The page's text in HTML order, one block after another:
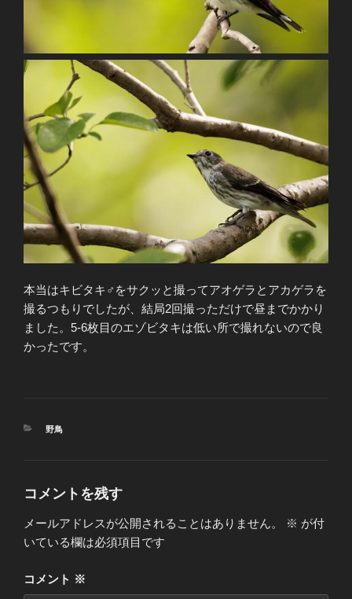
本当はキビタキ♂をサクッと撮ってアオゲラとアカゲラを
撮るつもりでしたが、結局2回撮っただけで昼までかかり
ました。5-6枚目のエゾビタキは低い所で撮れないので良
かったです。
カ
野鳥
コメントを残す
メールアドレスが公開されることはありません。 ※ が付
いている欄は必須項目です
コメント ※